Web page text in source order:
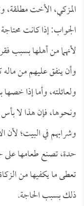
المزكي، الأخت مطلقة،
الجواب: إذا كانت
لأنهما من أهلها بسبب
وأن ينفق عليهم من
ولعائلته، وأما إذا
ونحوها، فإن هذا لا
وشرابهم في البيت؛ لأن
حدة، تصنع طعامها على
تعطى ما يكفيها من
ذلك بسبب الحاجة.